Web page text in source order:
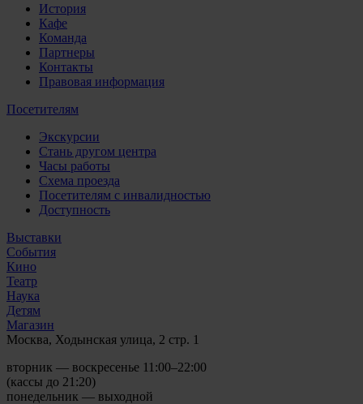
История
Кафе
Команда
Партнеры
Контакты
Правовая информация
Посетителям
Экскурсии
Стань другом центра
Часы работы
Схема проезда
Посетителям с инвалидностью
Доступность
Выставки
События
Кино
Театр
Наука
Детям
Магазин
Москва, Ходынская улица, 2 стр. 1
вторник — воскресенье 11:00–22:00
(кассы до 21:20)
понедельник — выходной